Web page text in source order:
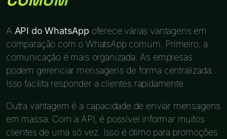
A API do WhatsApp oferece várias vantagens em
comparação com o WhatsApp comum. Primeiro, a
comunicação é mais organizada. As empresas
podem gerenciar mensagens de forma centralizada.
Isso facilita responder a clientes rapidamente.
Outra vantagem é a capacidade de enviar mensagens
em massa. Com a API, é possível informar muitos
clientes de uma só vez. Isso é ótimo para promoções